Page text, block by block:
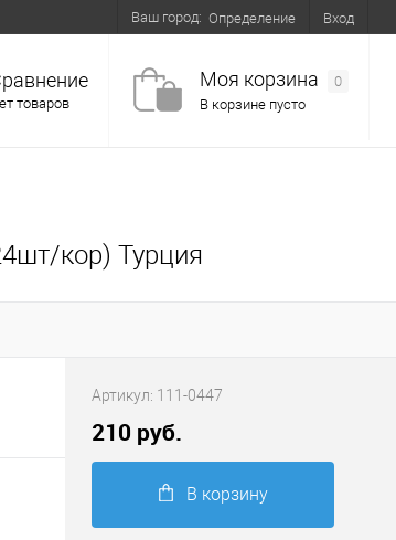
Ваш город: Определение Вход
товаров
Моя корзина
0
В корзине пусто
кор) Турция
Артикул: 111-0447
210 руб.
В корзину